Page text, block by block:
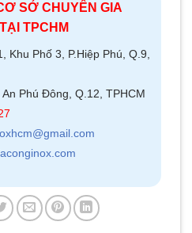
SỞ CHUYÊN GIA
TPCHM
Khu Phố 3, P.Hiệp Phú, Q.9,
Phú Đông, Q.12, TPHCM